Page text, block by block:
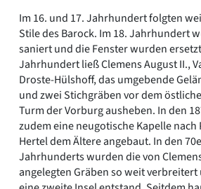
Im 16. und 17. Jahrhundert folgten
Stile des Barock. Im 18. Jahrhundert
saniert und die Fenster wurden
Jahrhundert ließ Clemens August II.,
Droste-Hülshoff, das umgebende
und zwei Stichgräben vor dem
Turm der Vorburg ausheben. In den
zudem eine neugotische Kapelle nach
Hertel dem Ältere angebaut. In den
Jahrhunderts wurden die von
angelegten Gräben so weit